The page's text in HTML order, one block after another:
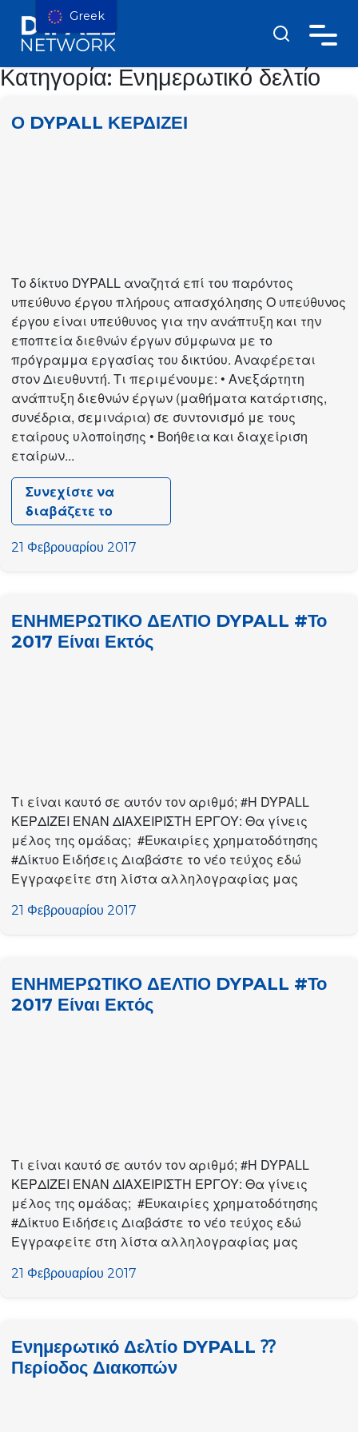
Κατηγορία:Ενημερωτικό δελτίο
Ο DYPALL ΚΕΡΔΙΖΕΙ
Το δίκτυο DYPALL αναζητά επί του παρόντος
υπεύθυνο έργου πλήρους απασχόλησης Ο υπεύθυνος
έργου είναι υπεύθυνος για την ανάπτυξη και την
εποπτεία διεθνών έργων σύμφωνα με το
πρόγραμμα εργασίας του δικτύου. Αναφέρεται
στον Διευθυντή. Τι περιμένουμε: • Ανεξάρτητη
ανάπτυξη διεθνών έργων (μαθήματα κατάρτισης,
συνέδρια, σεμινάρια) σε συντονισμό με τους
εταίρους υλοποίησης • Βοήθεια και διαχείριση
εταίρων...
Συνεχίστε να
διαβάζετε το
Ο
DYPALL
21 Φεβρουαρίου 2017
ΕΝΗΜΕΡΩΤΙΚΟ ΔΕΛΤΙΟ DYPALL #Το
2017 Είναι Εκτός
Τι είναι καυτό σε αυτόν τον αριθμό; #Η DYPALL
ΚΕΡΔΙΖΕΙ ΕΝΑΝ ΔΙΑΧΕΙΡΙΣΤΗ ΕΡΓΟΥ: Θα γίνεις
μέλος της ομάδας; #Ευκαιρίες χρηματοδότησης
#Δίκτυο Ειδήσεις Διαβάστε το νέο τεύχος εδώ
Εγγραφείτε στη λίστα αλληλογραφίας μας
21 Φεβρουαρίου 2017
ΕΝΗΜΕΡΩΤΙΚΟ ΔΕΛΤΙΟ DYPALL #Το
2017 Είναι Εκτός
Τι είναι καυτό σε αυτόν τον αριθμό; #Η DYPALL
ΚΕΡΔΙΖΕΙ ΕΝΑΝ ΔΙΑΧΕΙΡΙΣΤΗ ΕΡΓΟΥ: Θα γίνεις
μέλος της ομάδας; #Ευκαιρίες χρηματοδότησης
#Δίκτυο Ειδήσεις Διαβάστε το νέο τεύχος εδώ
Εγγραφείτε στη λίστα αλληλογραφίας μας
21 Φεβρουαρίου 2017
Ενημερωτικό Δελτίο DYPALL ⁇
Περίοδος Διακοπών
Greek